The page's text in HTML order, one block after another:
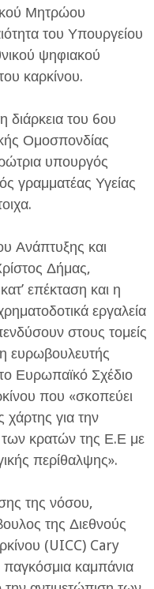
Μητρώου
του Υπουργείου
ψηφιακού
καρκίνου.
του 6ου
Ομοσπονδίας
υπουργός
γραμματέας Υγείας
Ανάπτυξης και
Δήμας,
επέκταση και η
εργαλεία
στους τομείς
ευρωβουλευτής
Ευρωπαϊκό Σχέδιο
που «σκοπεύει
χάρτης για την
κρατών της Ε.Ε με
περίθαλψης».
της νόσου,
της Διεθνούς
(UICC) Cary
καμπάνια